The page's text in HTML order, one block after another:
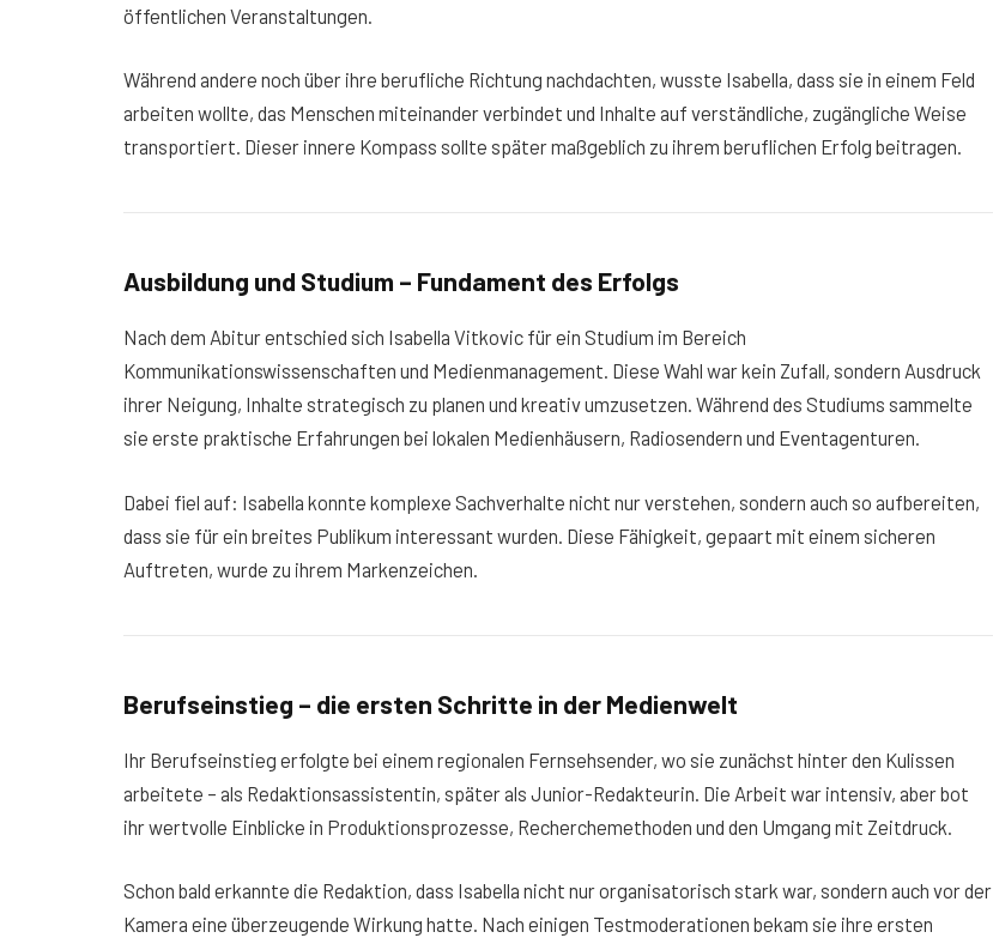
öffentlichen Veranstaltungen.
Während andere noch über ihre berufliche Richtung nachdachten, wusste Isabella, dass sie in einem Feld
arbeiten wollte, das Menschen miteinander verbindet und Inhalte auf verständliche, zugängliche Weise
transportiert. Dieser innere Kompass sollte später maßgeblich zu ihrem beruflichen Erfolg beitragen.
Ausbildung und Studium – Fundament des Erfolgs
Nach dem Abitur entschied sich Isabella Vitkovic für ein Studium im Bereich
Kommunikationswissenschaften und Medienmanagement. Diese Wahl war kein Zufall, sondern Ausdruck
ihrer Neigung, Inhalte strategisch zu planen und kreativ umzusetzen. Während des Studiums sammelte
sie erste praktische Erfahrungen bei lokalen Medienhäusern, Radiosendern und Eventagenturen.
Dabei fiel auf: Isabella konnte komplexe Sachverhalte nicht nur verstehen, sondern auch so aufbereiten,
dass sie für ein breites Publikum interessant wurden. Diese Fähigkeit, gepaart mit einem sicheren
Auftreten, wurde zu ihrem Markenzeichen.
Berufseinstieg – die ersten Schritte in der Medienwelt
Ihr Berufseinstieg erfolgte bei einem regionalen Fernsehsender, wo sie zunächst hinter den Kulissen
arbeitete – als Redaktionsassistentin, später als Junior-Redakteurin. Die Arbeit war intensiv, aber bot
ihr wertvolle Einblicke in Produktionsprozesse, Recherchemethoden und den Umgang mit Zeitdruck.
Schon bald erkannte die Redaktion, dass Isabella nicht nur organisatorisch stark war, sondern auch vor der
Kamera eine überzeugende Wirkung hatte. Nach einigen Testmoderationen bekam sie ihre ersten